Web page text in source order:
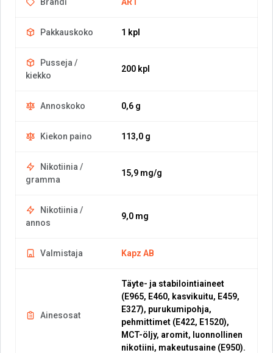
Pakkauskoko 1 kpl
Pusseja /
kiekko
200 kpl
Annoskoko 0,6 g
Kiekon paino 113,0 g
Nikotiinia /
gramma
15,9 mg/g
Nikotiinia /
annos
9,0 mg
Valmistaja Kapz AB
Ainesosat
Täyte- ja stabilointiaineet
(E965, E460, kasvikuitu, E459,
E327), purukumipohja,
pehmittimet (E422, E1520),
MCT-öljy, aromit, luonnollinen
nikotiini, makeutusaine (E950).